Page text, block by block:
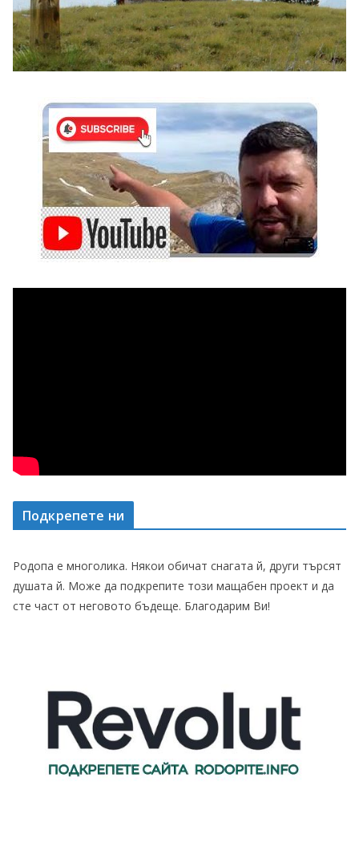
Подкрепете ни
Родопа е многолика. Някои обичат снагата й, други търсят
душата й. Може да подкрепите този мащабен проект и да
сте част от неговото бъдеще. Благодарим Ви!